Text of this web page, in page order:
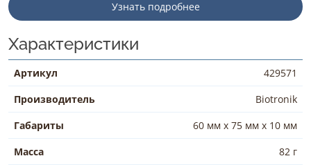
Узнать подробнее
Характеристики
Артикул
429571
Производитель
Biotronik
Габариты
60 мм x 75 мм x 10 мм
Масса
82 г